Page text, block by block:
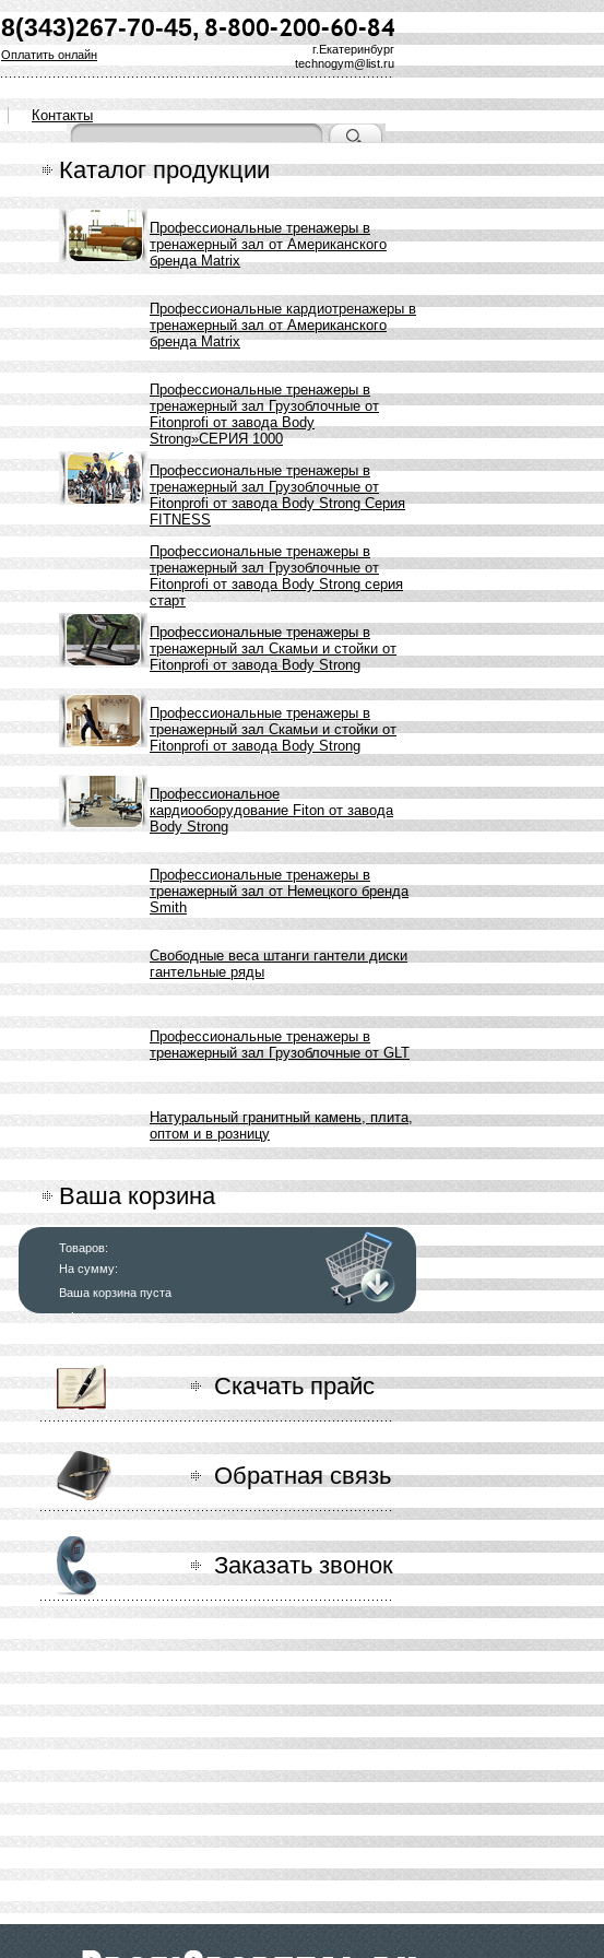
8(343)267-70-45,
г.Екатеринбург
technogym@list.ru
Оплатить онлайн
Контакты
Каталог продукции
Профессиональные тренажеры в
тренажерный зал от Американского
бренда Matrix
Профессиональные кардиотренажеры в
тренажерный зал от Американского
бренда Matrix
Профессиональные тренажеры в
тренажерный зал Грузоблочные от
Fitonprofi от завода Body
Strong»СЕРИЯ 1000
Профессиональные тренажеры в
тренажерный зал Грузоблочные от
Fitonprofi от завода Body Strong Серия
FITNESS
Профессиональные тренажеры в
тренажерный зал Грузоблочные от
Fitonprofi от завода Body Strong серия
старт
Профессиональные тренажеры в
тренажерный зал Скамьи и стойки от
Fitonprofi от завода Body Strong
Профессиональные тренажеры в
тренажерный зал Скамьи и стойки от
Fitonprofi от завода Body Strong
Профессиональное
кардиооборудование Fiton от завода
Body Strong
Профессиональные тренажеры в
тренажерный зал от Немецкого бренда
Smith
Свободные веса штанги гантели диски
гантельные ряды
Профессиональные тренажеры в
тренажерный зал Грузоблочные от GLT
Натуральный гранитный камень, плита,
оптом и в розницу
Ваша корзина
Товаров:
На сумму:
Ваша корзина пуста
оформить заказ
Скачать прайс
Обратная связь
Заказать звонок